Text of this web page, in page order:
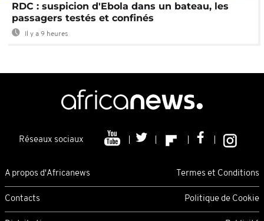
RDC : suspicion d'Ebola dans un bateau, les
passagers testés et confinés
Il y a 9 heures
Réseaux sociaux
A propos d'Africanews Termes et Conditions
Contacts Politique de Cookie